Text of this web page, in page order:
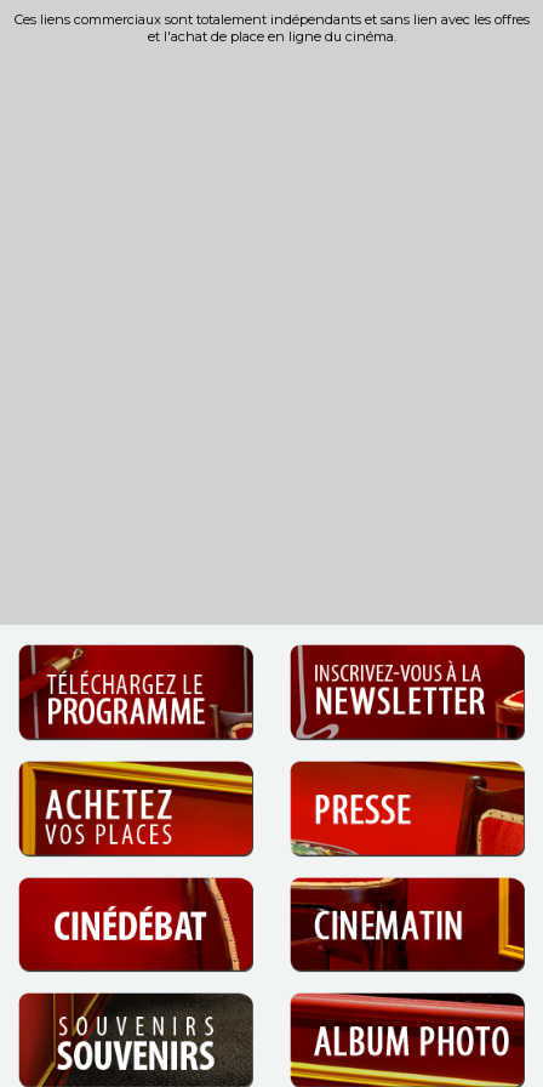
Ces liens commerciaux sont totalement indépendants et sans lien avec les offres
et l'achat de place en ligne du cinéma.